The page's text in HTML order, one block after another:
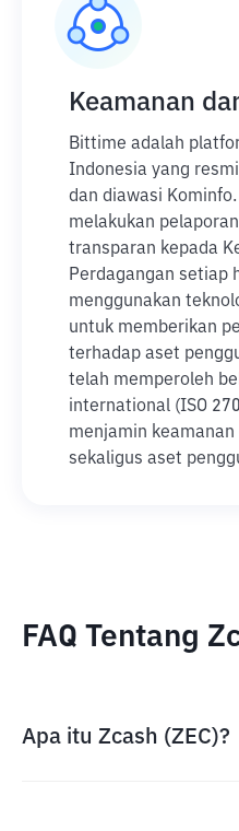
Keamanan
Bittime adalah
Indonesia yang
dan diawasi
melakukan
transparan kepada
Perdagangan setiap
menggunakan
untuk memberikan
terhadap aset
telah memperoleh
international (ISO
menjamin
sekaligus aset
FAQ Tentang
Apa itu Zcash (ZEC)?